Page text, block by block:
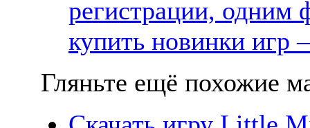
регистрации, одним
купить новинки
Гляньте ещё похожие